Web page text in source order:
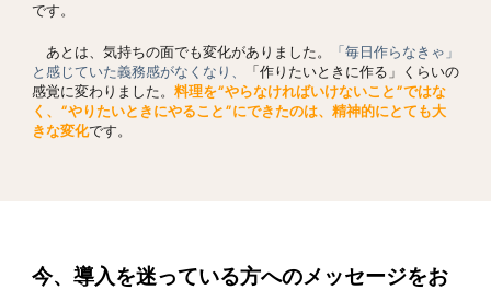
です。
あとは、気持ちの面でも変化がありました。
「毎日作らなきゃ」
と感じていた義務感がなくなり、
「作りたいときに作る」くらいの
感覚に変わりました。 料理を“やらなければいけないこと”ではな
く、“やりたいときにやること”にできたのは、精神的にとても大
きな変化です。
今、導入を迷っている方へのメッセージをお